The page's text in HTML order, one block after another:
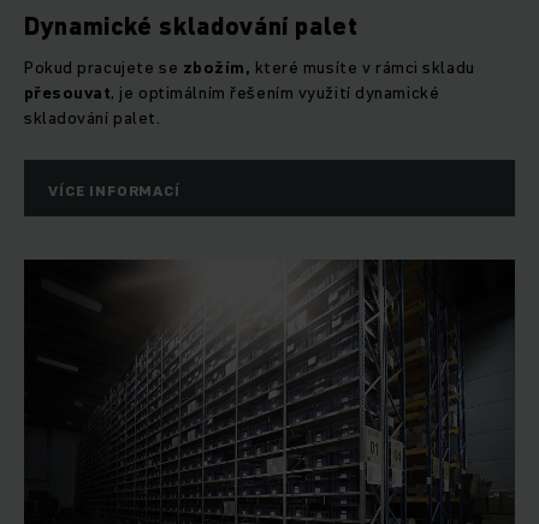
Dynamické skladování palet
Pokud pracujete se zbožím, které musíte v rámci skladu
přesouvat, je optimálním řešením využití dynamické
skladování palet.
VÍCE INFORMACÍ